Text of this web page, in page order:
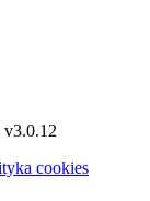
v3.0.12
cookies